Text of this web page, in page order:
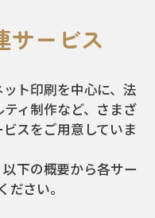
サービス
ト印刷を中心に、法
ィ制作など、さまざ
スをご用意していま
下の概要から各サー
ださい。